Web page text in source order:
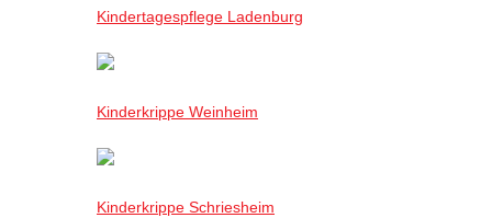
Kindertagespflege Ladenburg
Kinderkrippe Weinheim
Kinderkrippe Schriesheim